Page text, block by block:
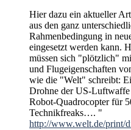
Hier dazu ein aktueller
aus den ganz
Rahmenbedingung in
eingesetzt werden kann.
müssen sich "plötzlich"
und Flugeigenschaften
wie die "Welt" schreibt:
Drohne der US-Luftwaffe
Robot-Quadrocopter für
Technikfreaks…. "
http://www.welt.de/print/